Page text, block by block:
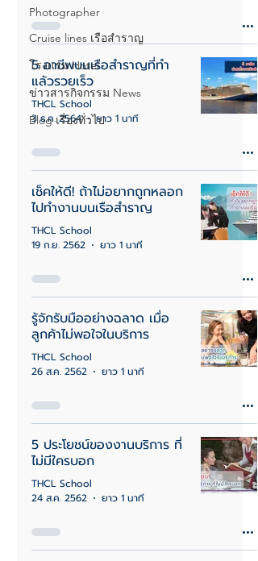
Photographer
Cruise lines เรือสำราญ
โรงแรม Hotel
ข่าวสารกิจกรรม News
Blog เรื่องทั่วไป
5 อาชีพบนเรือสำราญที่ทำ
แล้วรวยเร็ว
THCL School
3 ธ.ค. 2564
ยาว 1 นาที
เช็คให้ดี! ถ้าไม่อยากถูกหลอก
ไปทำงานบนเรือสำราญ
THCL School
19 ก.ย. 2562
ยาว 1 นาที
รู้จักรับมืออย่างฉลาด เมื่อ
ลูกค้าไม่พอใจในบริการ
THCL School
26 ส.ค. 2562
ยาว 1 นาที
5 ประโยชน์ของงานบริการ ที่
ไม่มีใครบอก
THCL School
24 ส.ค. 2562
ยาว 1 นาที